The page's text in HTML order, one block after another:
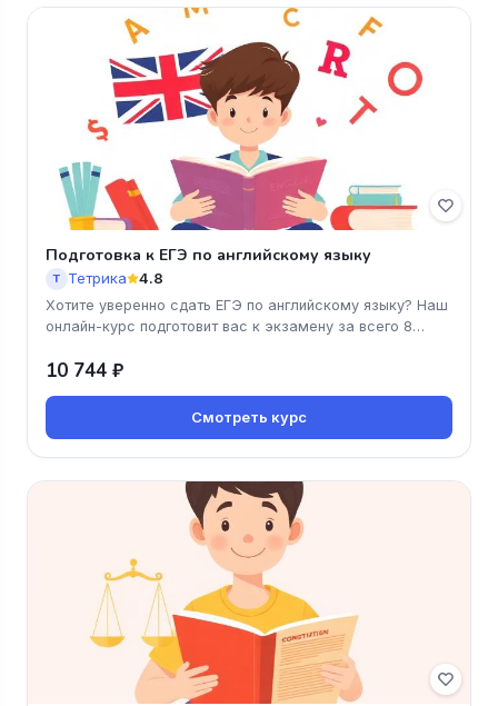
Подготовка к ЕГЭ по английскому языку
Т Тетрика 4.8
Хотите уверенно сдать ЕГЭ по английскому языку? Наш
онлайн-курс подготовит вас к экзамену за всего 8
10 744 ₽
Смотреть курс